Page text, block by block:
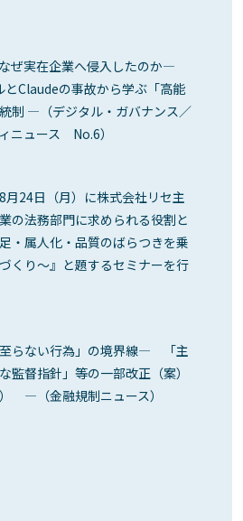
ぜ実在企業へ侵入したのか―
Claudeの事故から学ぶ「高能
制 ―（デジタル・ガバナンス／
ニュース No.6）
月24日（月）に株式会社リセ主
の法務部門に求められる役割と
・属人化・品質のばらつきを乗
くり～』と題するセミナーを行
至らない行為」の境界線― 「主
監督指針」等の一部改正（案）
） ―（金融規制ニュース）